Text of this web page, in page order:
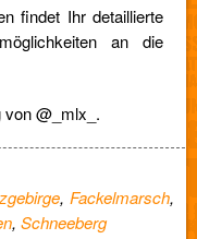
findet Ihr detaillierte
an die
von @_mlx_.
, Fackelmarsch,
, Schneeberg